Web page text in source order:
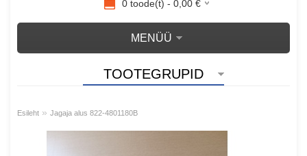
0toode(t) - 0,00€
MENÜÜ
TOOTEGRUPID
Esileht » Jagaja alus 822-4801180B